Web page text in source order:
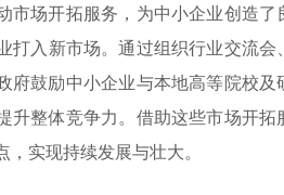
市场开拓服务，为中小企业创造
打入新市场。通过组织行业交流
府鼓励中小企业与本地高等院校
升整体竞争力。借助这些市场开
，实现持续发展与壮大。